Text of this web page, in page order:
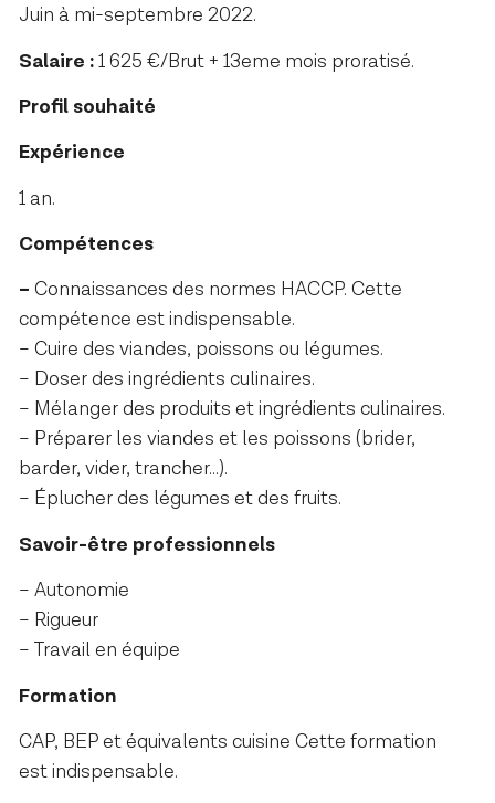
Juin à mi-septembre 2022.
Salaire :1 625 €/Brut + 13eme mois proratisé.
Profil souhaité
Expérience
1 an.
Compétences
–Connaissances des normes HACCP. Cette
compétence est indispensable.
– Cuire des viandes, poissons ou légumes.
– Doser des ingrédients culinaires.
– Mélanger des produits et ingrédients culinaires.
– Préparer les viandes et les poissons (brider,
barder, vider, trancher…).
– Éplucher des légumes et des fruits.
Savoir-être professionnels
– Autonomie
– Rigueur
– Travail en équipe
Formation
CAP, BEP et équivalents cuisine Cette formation
est indispensable.